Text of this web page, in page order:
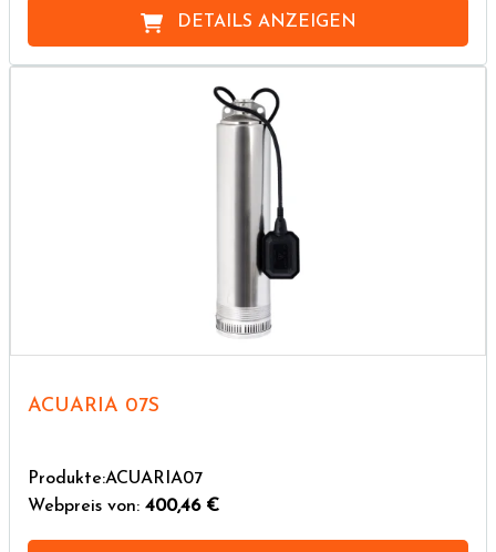
DETAILS ANZEIGEN
ACUARIA 07S
Produkte:ACUARIA07
Webpreis von: 400,46 €